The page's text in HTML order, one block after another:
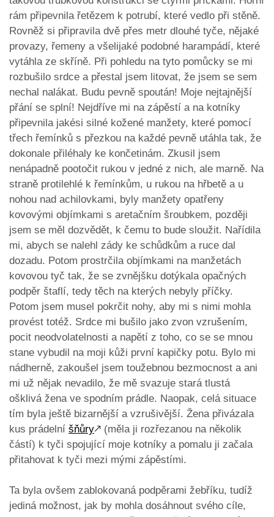
rám připevnila řetězem k potrubí, které vedlo při stěně.
Rovněž si připravila dvě přes metr dlouhé tyče, nějaké
provazy, řemeny a všelijaké podobné harampádí, které
vytáhla ze skříně. Při pohledu na tyto pomůcky se mi
rozbušilo srdce a přestal jsem litovat, že jsem se sem
nechal nalákat. Budu pevně spoután! Moje nejtajnější
přání se splní! Nejdříve mi na zápěstí a na kotníky
připevnila jakési silné kožené manžety, které pomocí
třech řemínků s přezkou na každé pevně utáhla tak, že
dokonale přiléhaly ke končetinám. Zkusil jsem
nenápadně pootočit rukou v jedné z nich, ale marně. Na
straně protilehlé k řemínkům, u rukou na hřbetě a u
nohou nad achilovkami, byly manžety opatřeny
kovovými objímkami s aretačním šroubkem, později
jsem se měl dozvědět, k čemu to bude sloužit. Nařídila
mi, abych se nalehl zády ke schůdkům a ruce dal
dozadu. Potom prostrčila objímkami na manžetách
kovovou tyč tak, že se zvnějšku dotýkala opačných
podpěr štaflí, tedy těch na kterých nebyly příčky.
Potom jsem musel pokrčit nohy, aby mi s nimi mohla
provést totéž. Srdce mi bušilo jako zvon vzrušením,
pocit neodvolatelnosti a napětí z toho, co se se mnou
stane vybudil na moji kůži první kapičky potu. Bylo mi
nádherně, zakoušel jsem toužebnou bezmocnost a ani
mi už nějak nevadilo, že mě svazuje stará tlustá
ošklivá žena ve spodním prádle. Naopak, celá situace
tím byla ještě bizarnější a vzrušivější. Žena přivázala
kus prádelní šňůry🡕 (měla ji rozřezanou na několik
částí) k tyči spojující moje kotníky a pomalu ji začala
přitahovat k tyči mezi mými zápěstími.
Ta byla ovšem zablokovaná podpěrami žebříku, tudíž
jediná možnost, jak by mohla dosáhnout svého cíle,